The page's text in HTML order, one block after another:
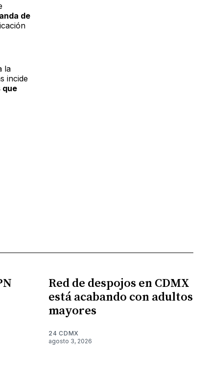
de
la
incide
que
Red de despojos en CDMX
está acabando con adultos
mayores
24 CDMX
agosto 3, 2026